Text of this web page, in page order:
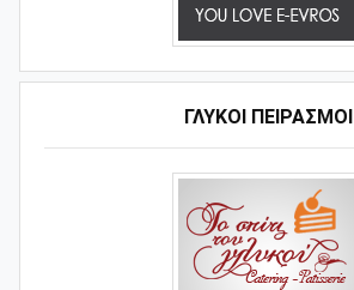
ΓΛΥΚΟΊ ΠΕΙΡΑΣΜΟΊ